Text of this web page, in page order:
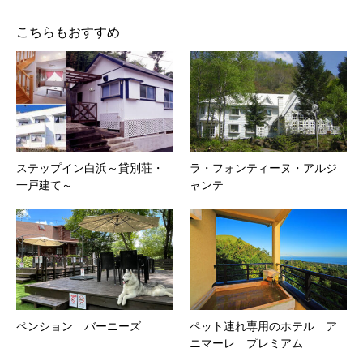
こちらもおすすめ
ステップイン白浜～貸別荘・
一戸建て～
ラ・フォンティーヌ・アルジ
ャンテ
ペンション バーニーズ
ペット連れ専用のホテル ア
ニマーレ プレミアム